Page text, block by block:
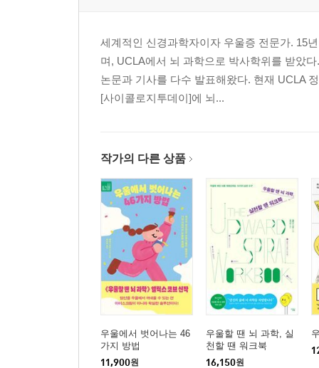
세계적인 신경과학자이자 우울증 전문가. 15
며, UCLA에서 뇌 과학으로 박사학위를 받았
논문과 기사를 다수 발표해왔다. 현재 UCLA
[사이콜로지투데이]에 뇌...
작가의 다른 상품
우울에서 벗어나는 46
가지 방법
11,900원
우울할 땐 뇌 과학, 실
천할 땐 워크북
16,150원